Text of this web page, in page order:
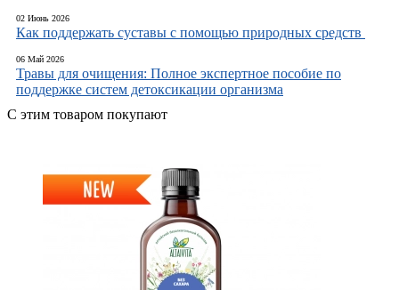
02 Июнь 2026
Как поддержать суставы с помощью природных средств
06 Май 2026
Травы для очищения: Полное экспертное пособие по
поддержке систем детоксикации организма
С этим товаром покупают